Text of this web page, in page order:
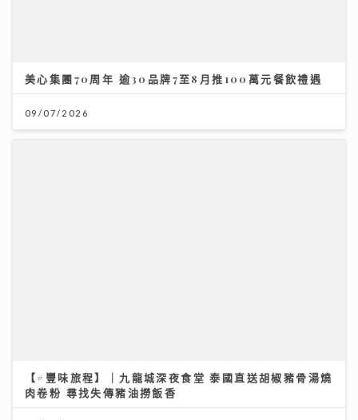
美心集團70周年 逾30品牌7至8月推100萬元餐飲禮遇
09/07/2026
【#豐味旅程】｜九龍城深夜食堂 泰國直送胡椒豬骨湯燒
肉卷粉 尋找失傳豬油撈飯香